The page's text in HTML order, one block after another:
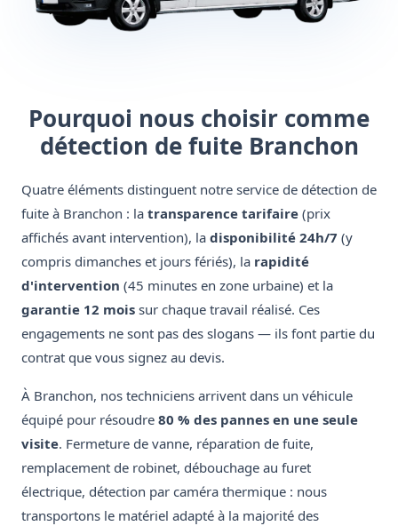
Pourquoi nous choisir comme
détection de fuite Branchon
Quatre éléments distinguent notre service de détection de
fuite à Branchon : la transparence tarifaire (prix
affichés avant intervention), la disponibilité 24h/7 (y
compris dimanches et jours fériés), la rapidité
d'intervention (45 minutes en zone urbaine) et la
garantie 12 mois sur chaque travail réalisé. Ces
engagements ne sont pas des slogans — ils font partie du
contrat que vous signez au devis.
À Branchon, nos techniciens arrivent dans un véhicule
équipé pour résoudre 80 % des pannes en une seule
visite. Fermeture de vanne, réparation de fuite,
remplacement de robinet, débouchage au furet
électrique, détection par caméra thermique : nous
transportons le matériel adapté à la majorité des